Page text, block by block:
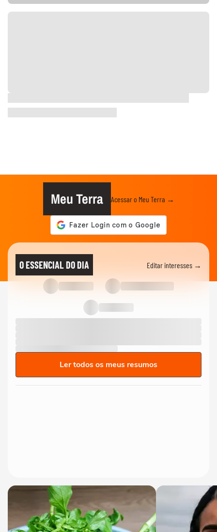
Meu Terra Acessar o Meu Terra →
O ESSENCIAL DO DIA Editar interesses →
Ler todos os meus resumos